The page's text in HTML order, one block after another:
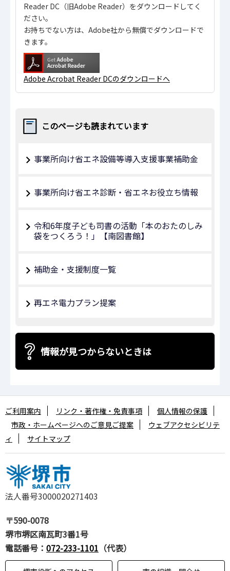
Reader DC（旧Adobe Reader）をダウンロードしてく
ださい。
お持ちでない方は、Adobe社から無償でダウンロードで
きます。
Adobe Acrobat Reader DCのダウンロードへ
このページも読まれています
事業所向け省エネ設備等導入支援事業補助金
事業所向け省エネ診断・省エネお役立ち情報
令和6年度子ども司書の活動「本のおたのしみ
袋をつくろう！」【南図書館】
補助金・支援制度一覧
再エネ電力プラン提案
情報が見つからないときは
法人番号3000020271403
〒590-0078
堺市堺区南瓦町3番1号
電話番号： 072-233-1101 （代表）
ご利用案内 リンク・著作権・免責事項
個人情報の保護
市政・ホームページへのご意見ご提案
ウェブアクセシビリテ
ィ
サイトマップ